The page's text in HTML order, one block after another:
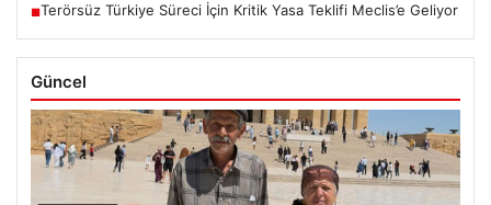
■Terörsüz Türkiye Süreci İçin Kritik Yasa Teklifi Meclis’e Geliyor
Güncel